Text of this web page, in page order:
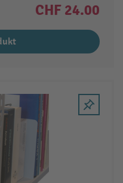
CHF 24.00